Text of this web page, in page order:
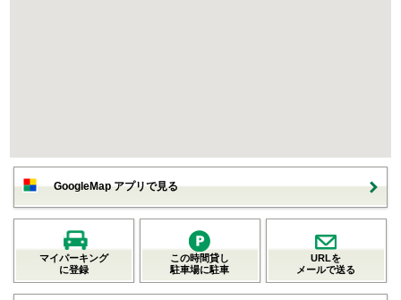
GoogleMap アプリで見る
マイパーキング
に登録
この時間貸し
駐車場に駐車
URLを
メールで送る